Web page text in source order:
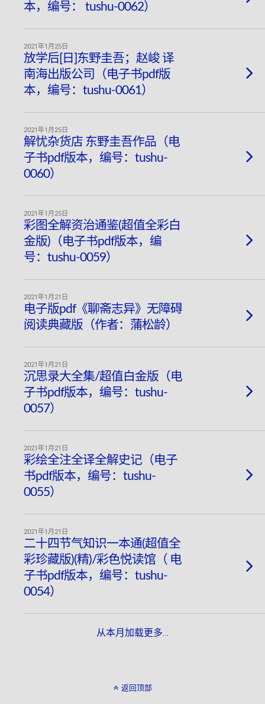
本，编号： tushu-0062）
2021年1月25日
放学后[日]东野圭吾；赵峻 译
南海出版公司（电子书pdf版
本，编号：tushu-0061）
2021年1月25日
解忧杂货店 东野圭吾作品（电
子书pdf版本，编号：tushu-
0060）
2021年1月25日
彩图全解资治通鉴(超值全彩白
金版)（电子书pdf版本，编
号：tushu-0059）
2021年1月21日
电子版pdf《聊斋志异》无障碍
阅读典藏版（作者：蒲松龄）
2021年1月21日
沉思录大全集/超值白金版（电
子书pdf版本，编号：tushu-
0057）
2021年1月21日
彩绘全注全译全解史记（电子
书pdf版本，编号：tushu-
0055）
2021年1月21日
二十四节气知识一本通(超值全
彩珍藏版)(精)/彩色悦读馆（ 电
子书pdf版本，编号：tushu-
0054）
从本月加载更多…
返回顶部